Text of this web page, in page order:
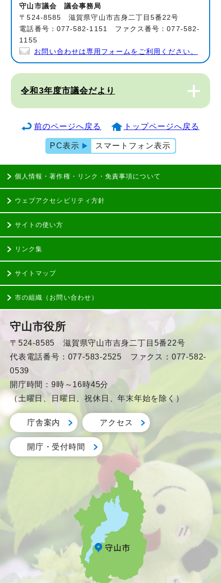
守山市議会 議会事務局
〒524-8585 滋賀県守山市吉身二丁目5番22号
電話番号：077-582-1151 ファクス番号：077-582-
1155
お問い合わせは専用フォームをご利用ください。
令和3年度市議会だより
前のページへ戻る トップページへ戻る
PC表示 スマートフォン表示
個人情報・著作権・リンク・免責事項について
ウェブアクセシビリティ方針
サイトの使い方
リンク集
サイトマップ
市の組織（お問い合わせ）
守山市役所
〒524-8585 滋賀県守山市吉身二丁目5番22号
代表電話番号：077-583-2525 ファクス：077-582-
0539
開庁時間：9時～16時45分
（土曜日、日曜日、祝休日、年末年始を除く）
庁舎案内 アクセス
開庁・受付時間